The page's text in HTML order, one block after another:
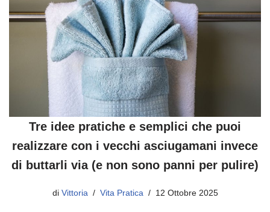
Tre idee pratiche e semplici che puoi
realizzare con i vecchi asciugamani invece
di buttarli via (e non sono panni per pulire)
di Vittoria Vita Pratica 12 Ottobre 2025